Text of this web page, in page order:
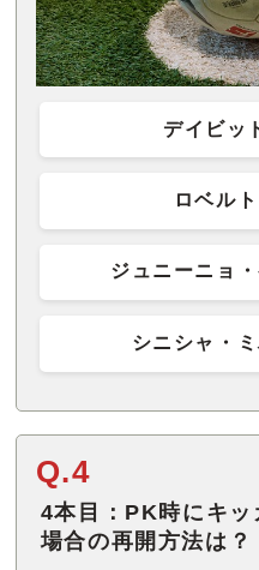
デイビッ
ロベル
ジュニーニョ
シニシャ・
Q.4
4本目：PK時にキッ
場合の再開方法は？